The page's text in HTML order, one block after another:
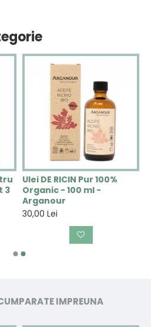
3
Ulei DE RICIN Pur 100%
Organic - 100 ml -
Arganour
30,00 Lei
IMPREUNA